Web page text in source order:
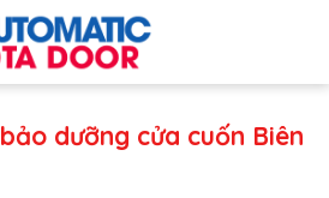
dưỡng cửa cuốn Biên